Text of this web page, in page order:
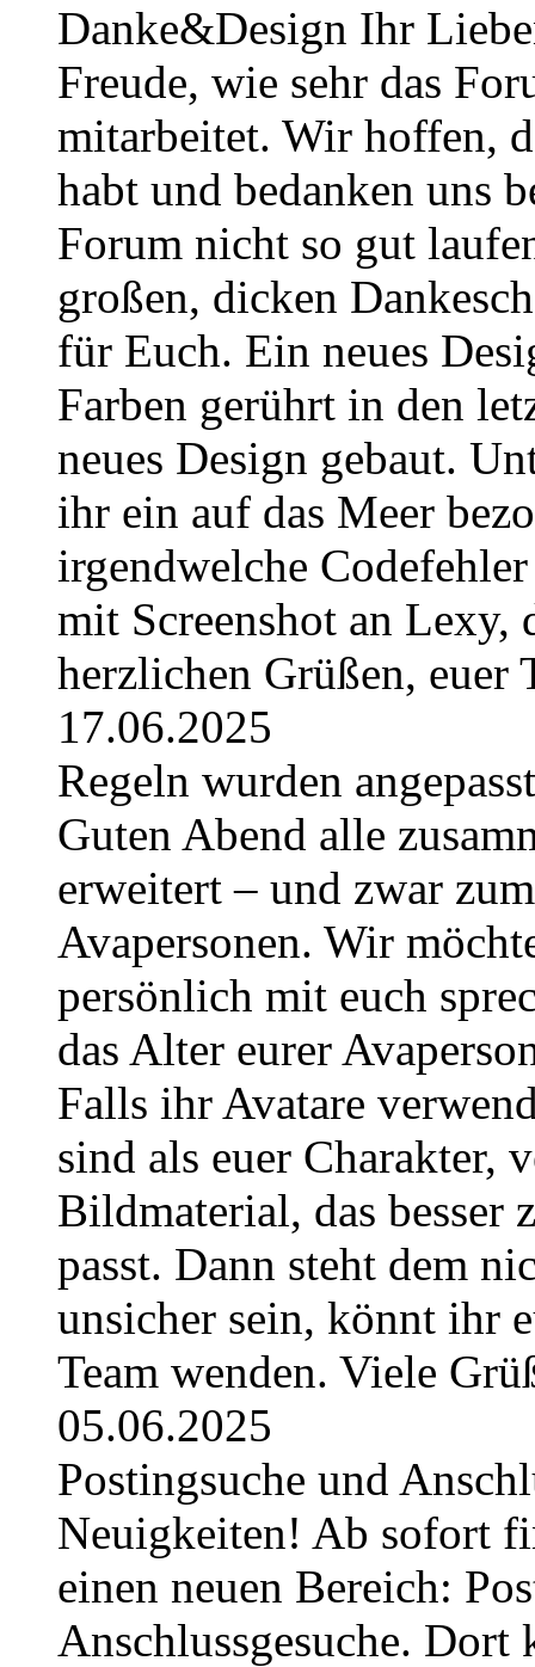
Danke&Design Ihr
Freude, wie sehr das
mitarbeitet. Wir hoffen,
habt und bedanken uns
Forum nicht so gut
großen, dicken
für Euch. Ein neues
Farben gerührt in den
neues Design gebaut.
ihr ein auf das Meer
irgendwelche
mit Screenshot an
herzlichen Grüßen, euer
17.06.2025
Regeln wurden
Guten Abend alle
erweitert – und zwar
Avapersonen. Wir
persönlich mit euch
das Alter eurer
Falls ihr Avatare
sind als euer Charakter,
Bildmaterial, das besser
passt. Dann steht dem
unsicher sein, könnt ihr
Team wenden. Viele
05.06.2025
Postingsuche und
Neuigkeiten! Ab sofort
einen neuen Bereich:
Anschlussgesuche.